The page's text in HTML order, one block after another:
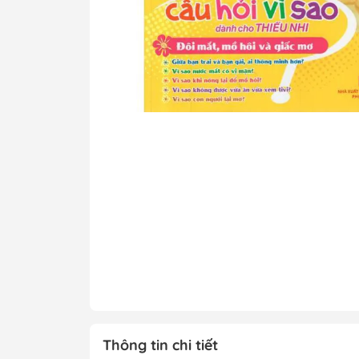
Kiến Thức Bách
Trẻ
Đạo Đức - Kỹ
Xem thêm
Thông tin chi tiết